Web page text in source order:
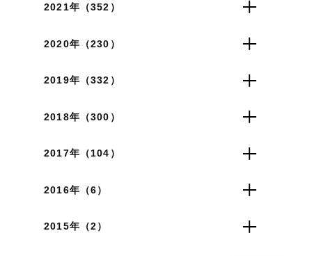
2021年（352）
2020年（230）
2019年（332）
2018年（300）
2017年（104）
2016年（6）
2015年（2）